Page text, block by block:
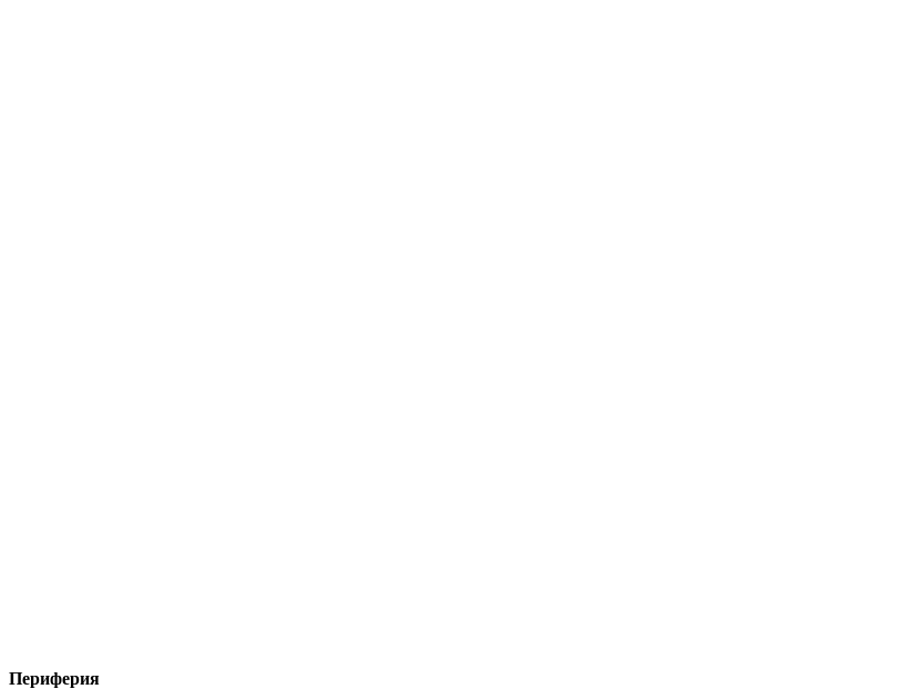
Периферия